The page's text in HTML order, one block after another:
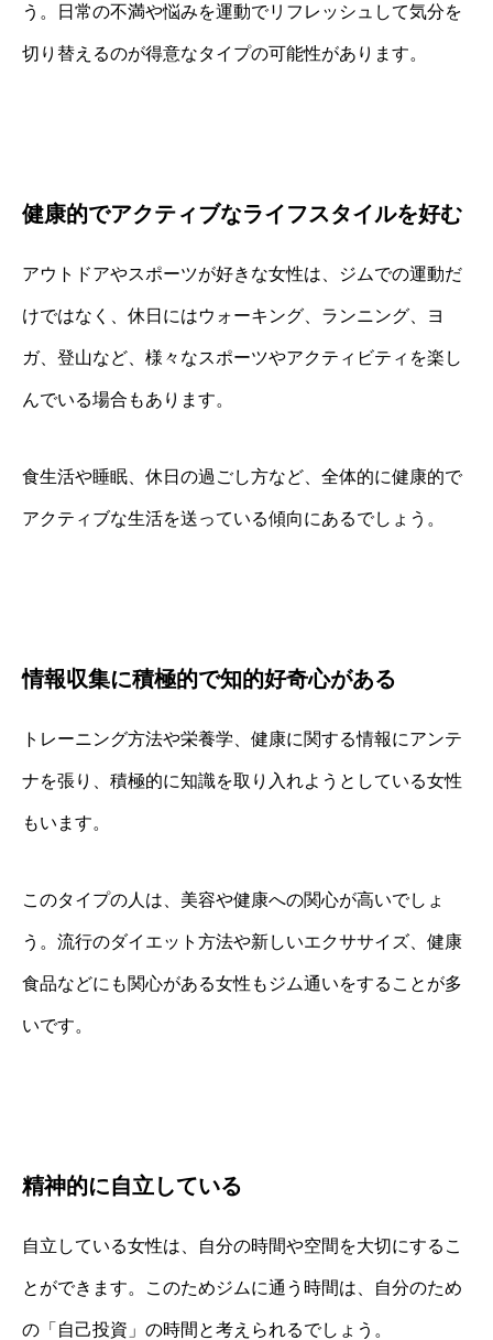
う。日常の不満や悩みを運動でリフレッシュして気分を
切り替えるのが得意なタイプの可能性があります。
健康的でアクティブなライフスタイルを好む
アウトドアやスポーツが好きな女性は、ジムでの運動だ
けではなく、休日にはウォーキング、ランニング、ヨ
ガ、登山など、様々なスポーツやアクティビティを楽し
んでいる場合もあります。
食生活や睡眠、休日の過ごし方など、全体的に健康的で
アクティブな生活を送っている傾向にあるでしょう。
情報収集に積極的で知的好奇心がある
トレーニング方法や栄養学、健康に関する情報にアンテ
ナを張り、積極的に知識を取り入れようとしている女性
もいます。
このタイプの人は、美容や健康への関心が高いでしょ
う。流行のダイエット方法や新しいエクササイズ、健康
食品などにも関心がある女性もジム通いをすることが多
いです。
精神的に自立している
自立している女性は、自分の時間や空間を大切にするこ
とができます。このためジムに通う時間は、自分のため
の「自己投資」の時間と考えられるでしょう。